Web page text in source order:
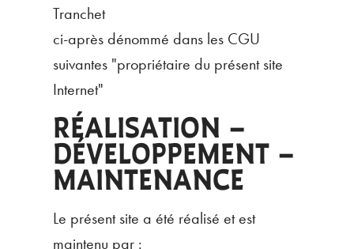
Tranchet
ci-après dénommé dans les CGU
suivantes "propriétaire du présent site
Internet"
RÉALISATION –
DÉVELOPPEMENT –
MAINTENANCE
Le présent site a été réalisé et est
maintenu par :